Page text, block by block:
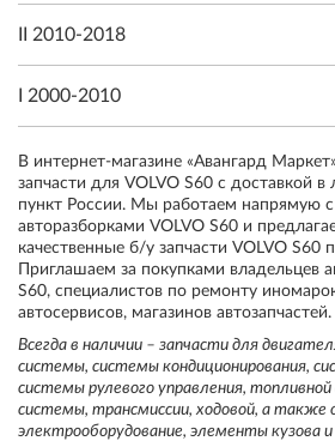
II 2010-2018
I 2000-2010
В интернет-магазине «Авангард
запчасти для VOLVO S60 с доставкой
пункт России. Мы работаем напрямую
авторазборками VOLVO S60 и
качественные б/у запчасти VOLVO S60
Приглашаем за покупками владельцев
S60, специалистов по ремонту
автосервисов, магазинов автозапчастей.
Всегда в наличии – запчасти для
системы, системы кондиционирования,
системы рулевого управления,
системы, трансмиссии, ходовой, а также
электрооборудование, элементы кузова и